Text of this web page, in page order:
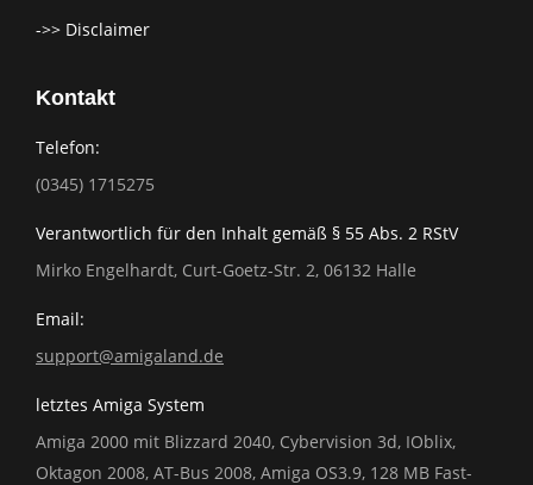
->> Disclaimer
Kontakt
Telefon:
(0345) 1715275
Verantwortlich für den Inhalt gemäß § 55 Abs. 2 RStV
Mirko Engelhardt, Curt-Goetz-Str. 2, 06132 Halle
Email:
support@amigaland.de
letztes Amiga System
Amiga 2000 mit Blizzard 2040, Cybervision 3d, IOblix,
Oktagon 2008, AT-Bus 2008, Amiga OS3.9, 128 MB Fast-